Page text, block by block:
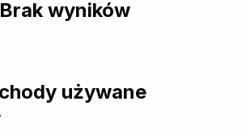
Brak wyników
używane